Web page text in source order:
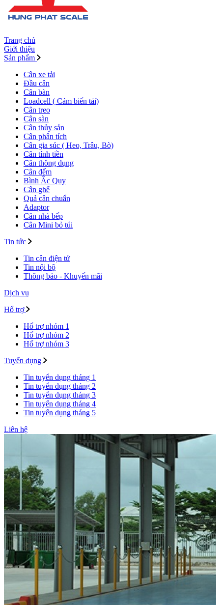
Trang chủ
Giới thiệu
Sản phẩm
Cân xe tải
Đầu cân
Cân bàn
Loadcell ( Cảm biến tải)
Cân treo
Cân sàn
Cân thủy sản
Cân phân tích
Cân gia súc ( Heo, Trâu, Bò)
Cân tính tiền
Cân thông dụng
Cân đếm
Bình Ắc Quy
Cân ghế
Quả cân chuẩn
Adaptor
Cân nhà bếp
Cân Mini bỏ túi
Tin tức
Tin cân điện tử
Tin nội bộ
Thông báo - Khuyến mãi
Dịch vụ
Hổ trợ
Hổ trợ nhóm 1
Hổ trợ nhóm 2
Hổ trợ nhóm 3
Tuyển dụng
Tin tuyển dụng tháng 1
Tin tuyển dụng tháng 2
Tin tuyển dụng tháng 3
Tin tuyển dụng tháng 4
Tin tuyển dụng tháng 5
Liên hệ